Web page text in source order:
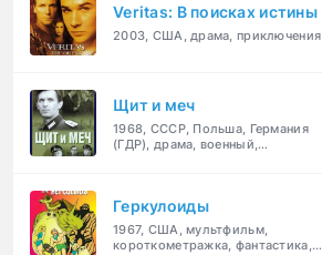
Veritas: В поисках истины
2003, США, драма, приключения
Щит и меч
1968, СССР, Польша, Германия
(ГДР), драма, военный,
Геркулоиды
1967, США, мультфильм,
короткометражка, фантастика,